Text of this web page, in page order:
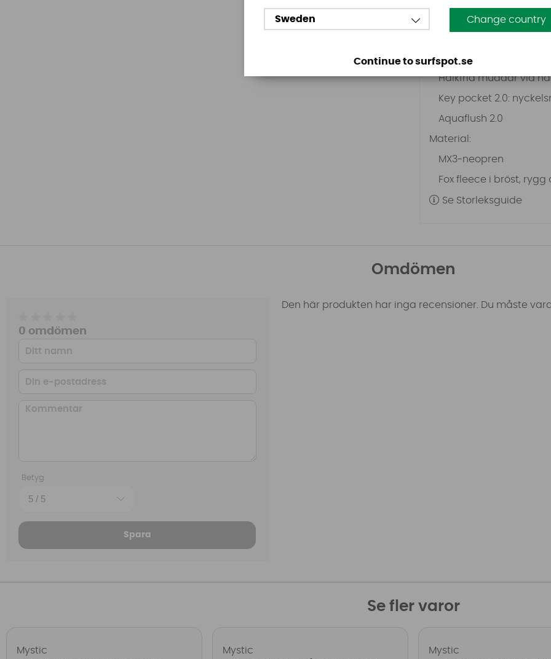
Glideskin-konstruktion
Hex-tech-knäskydd
Halkfria muddar vid
Key pocket 2.0:
Aquaflush 2.0
Material:
MX3-neopren
Fox fleece i bröst,
Se Storleksguide
Omdömen
0 omdömen
Betyg
Spara
Den här produkten har inga recensioner. Du måste
Se fler varor
Mystic Mystic Mystic
Sweden Change country
Continue to surfspot.se